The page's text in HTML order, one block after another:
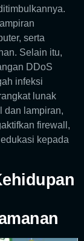
serta
Selain itu,
DDoS
infeksi
lunak
dan lampiran,
firewall,
kepada